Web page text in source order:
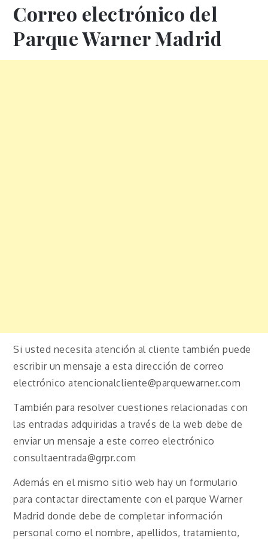
Correo electrónico del
Parque Warner Madrid
Si usted necesita atención al cliente también puede
escribir un mensaje a esta dirección de correo
electrónico atencionalcliente@parquewarner.com
También para resolver cuestiones relacionadas con
las entradas adquiridas a través de la web debe de
enviar un mensaje a este correo electrónico
consultaentrada@grpr.com
Además en el mismo sitio web hay un formulario
para contactar directamente con el parque Warner
Madrid donde debe de completar información
personal como el nombre, apellidos, tratamiento,